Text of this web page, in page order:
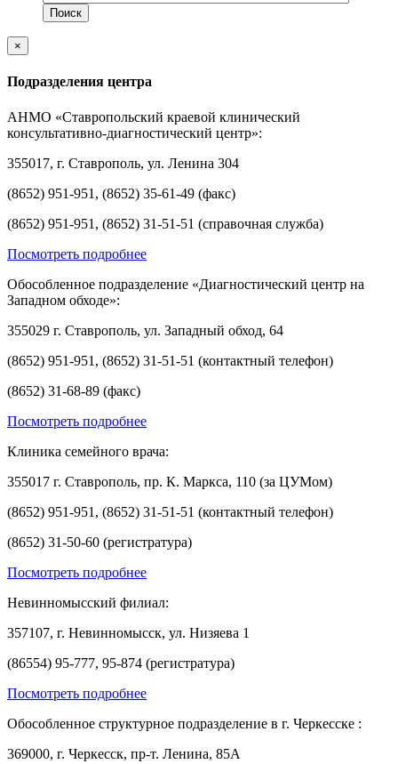
×
Подразделения центра
АНМО «Ставропольский краевой клинический
консультативно-диагностический центр»:
355017, г. Ставрополь, ул. Ленина 304
(8652) 951-951, (8652) 35-61-49 (факс)
(8652) 951-951, (8652) 31-51-51 (справочная служба)
Посмотреть подробнее
Обособленное подразделение «Диагностический центр на
Западном обходе»:
355029 г. Ставрополь, ул. Западный обход, 64
(8652) 951-951, (8652) 31-51-51 (контактный телефон)
(8652) 31-68-89 (факс)
Посмотреть подробнее
Клиника семейного врача:
355017 г. Ставрополь, пр. К. Маркса, 110 (за ЦУМом)
(8652) 951-951, (8652) 31-51-51 (контактный телефон)
(8652) 31-50-60 (регистратура)
Посмотреть подробнее
Невинномысский филиал:
357107, г. Невинномысск, ул. Низяева 1
(86554) 95-777, 95-874 (регистратура)
Посмотреть подробнее
Обособленное структурное подразделение в г. Черкесске :
369000, г. Черкесск, пр-т. Ленина, 85А